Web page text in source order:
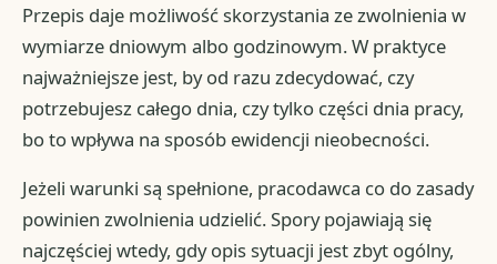
Przepis daje możliwość skorzystania ze zwolnienia w
wymiarze dniowym albo godzinowym. W praktyce
najważniejsze jest, by od razu zdecydować, czy
potrzebujesz całego dnia, czy tylko części dnia pracy,
bo to wpływa na sposób ewidencji nieobecności.
Jeżeli warunki są spełnione, pracodawca co do zasady
powinien zwolnienia udzielić. Spory pojawiają się
najczęściej wtedy, gdy opis sytuacji jest zbyt ogólny,